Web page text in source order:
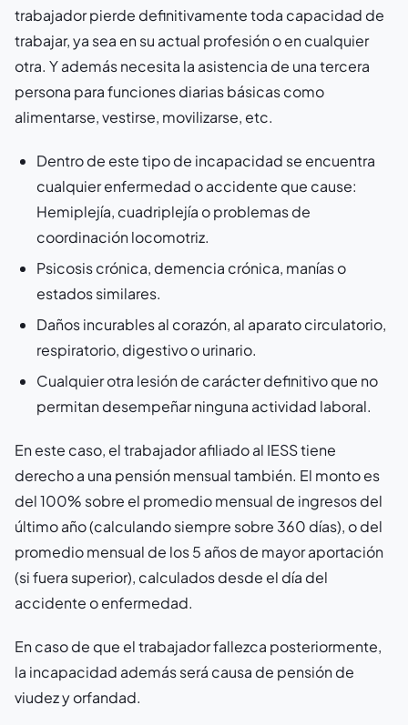
trabajador pierde definitivamente toda capacidad de
trabajar, ya sea en su actual profesión o en cualquier
otra. Y además necesita la asistencia de una tercera
persona para funciones diarias básicas como
alimentarse, vestirse, movilizarse, etc.
Dentro de este tipo de incapacidad se encuentra
cualquier enfermedad o accidente que cause:
Hemiplejía, cuadriplejía o problemas de
coordinación locomotriz.
Psicosis crónica, demencia crónica, manías o
estados similares.
Daños incurables al corazón, al aparato circulatorio,
respiratorio, digestivo o urinario.
Cualquier otra lesión de carácter definitivo que no
permitan desempeñar ninguna actividad laboral.
En este caso, el trabajador afiliado al IESS tiene
derecho a una pensión mensual también. El monto es
del 100% sobre el promedio mensual de ingresos del
último año (calculando siempre sobre 360 días), o del
promedio mensual de los 5 años de mayor aportación
(si fuera superior), calculados desde el día del
accidente o enfermedad.
En caso de que el trabajador fallezca posteriormente,
la incapacidad además será causa de pensión de
viudez y orfandad.